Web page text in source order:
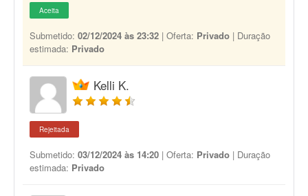
Aceita
Submetido: 02/12/2024 às 23:32 | Oferta: Privado | Duração
estimada: Privado
Kelli K.
Rejeitada
Submetido: 03/12/2024 às 14:20 | Oferta: Privado | Duração
estimada: Privado